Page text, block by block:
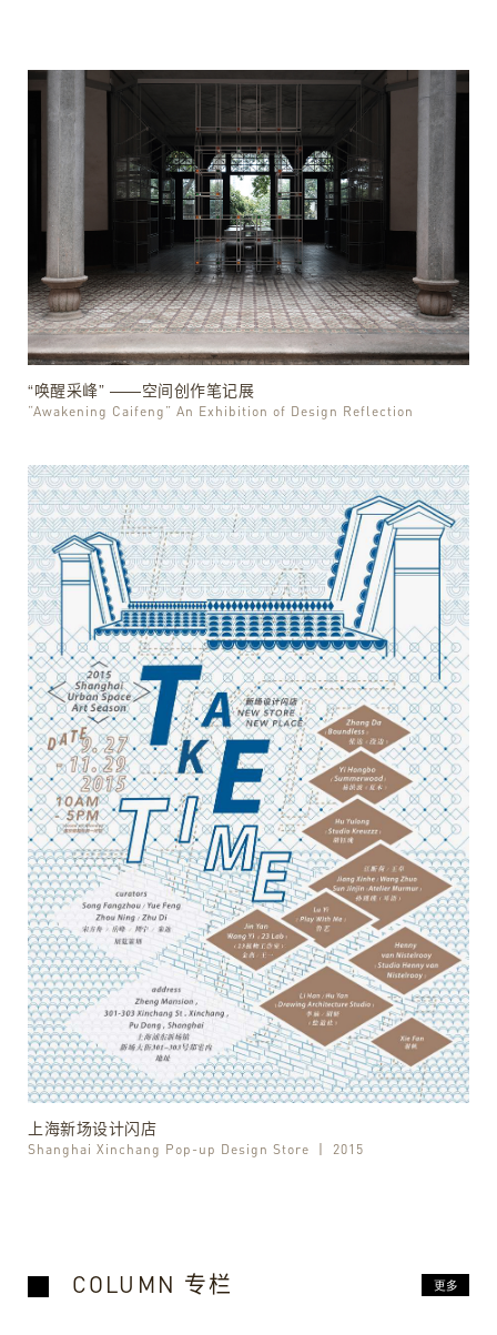
“唤醒采峰” ——空间创作笔记展
“Awakening Caifeng” An Exhibition of Design Reflection
上海新场设计闪店
Shanghai Xinchang Pop-up Design Store 2015
COLUMN 专栏